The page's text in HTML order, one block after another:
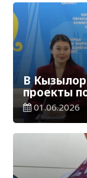
В
проекты
интеллекту
01.06.2026